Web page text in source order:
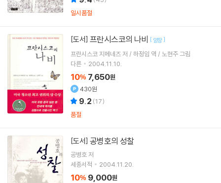
일시품절
[도서] 프란시스코의 나비 [ 양장]
프란시스코 지메네즈 저 / 하정임 역 / 노현주 그림
다른
2004.11.10.
10% 7,650원
430원
9.2 (17)
품절
[도서] 공병호의 성찰
공병호저
세종서적
2004.11.20.
10% 9,000원